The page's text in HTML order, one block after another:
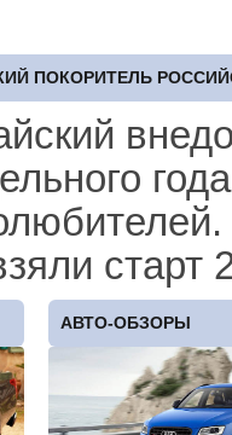
ПОКОРИТЕЛЬ
старт
АВТО-ОБЗОРЫ